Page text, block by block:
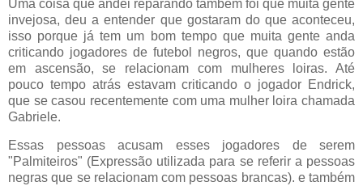
Uma coisa que andei reparando também foi que muita gente
invejosa, deu a entender que gostaram do que aconteceu,
isso porque já tem um bom tempo que muita gente anda
criticando jogadores de futebol negros, que quando estão
em ascensão, se relacionam com mulheres loiras. Até
pouco tempo atrás estavam criticando o jogador Endrick,
que se casou recentemente com uma mulher loira chamada
Gabriele.
Essas pessoas acusam esses jogadores de serem
"Palmiteiros" (Expressão utilizada para se referir a pessoas
negras que se relacionam com pessoas brancas). e também